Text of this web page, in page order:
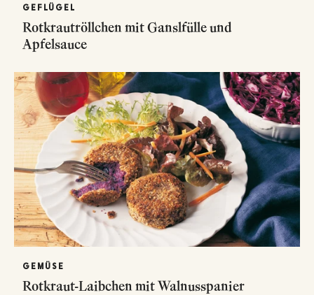
GEFLÜGEL
Rotkrautröllchen mit Ganslfülle und
Apfelsauce
GEMÜSE
Rotkraut-Laibchen mit Walnusspanier